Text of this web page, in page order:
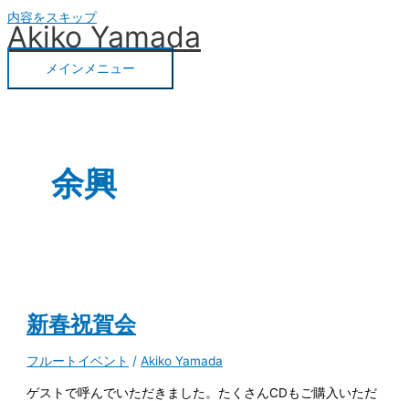
内容をスキップ
Akiko Yamada
メインメニュー
余興
新春祝賀会
フルートイベント /Akiko Yamada
ゲストで呼んでいただきました。たくさんCDもご購入いただ